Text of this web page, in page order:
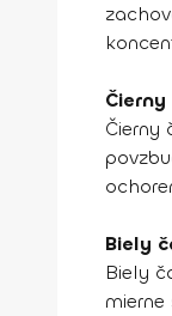
Čierny
Čierny
Biely
Biely